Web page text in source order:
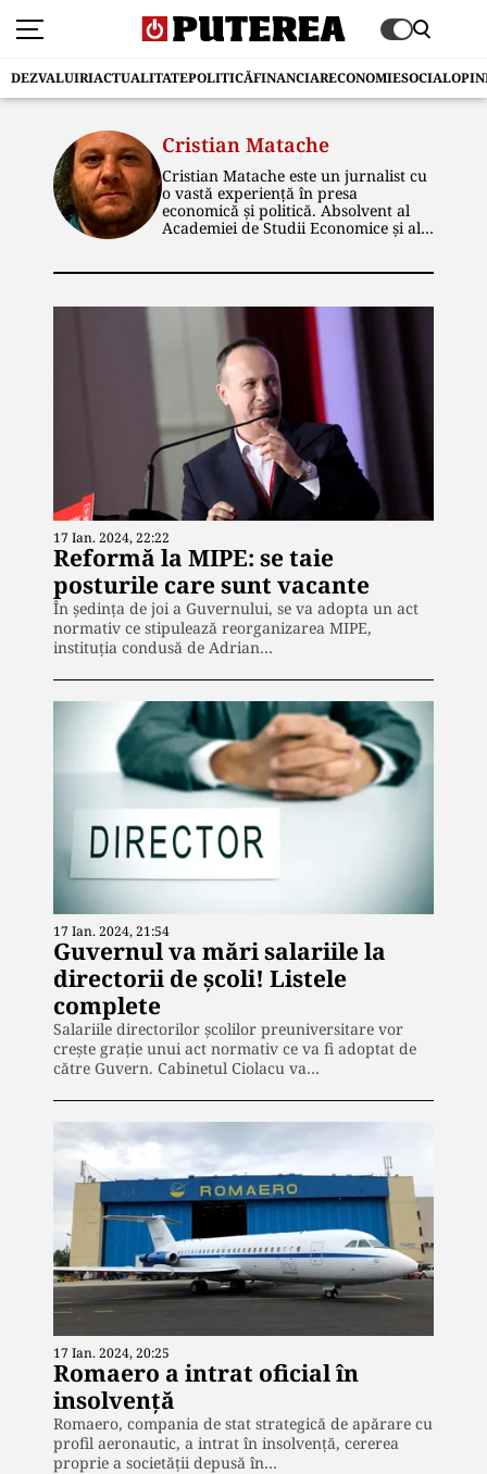
DEZVALUIRIACTUALITATEPOLITICĂFINANCIARECONOMIESOCIAL
Cristian Matache
Cristian Matache este un jurnalist cu
o vastă experiență în presa
economică și politică. Absolvent al
Academiei de Studii Economice și al
construit cariera în cadrul unor
timpului, a ocupat funcții de
redactor și editor senior,
specializându-se în domeniile
economic și energetic. În prezent, la
publicația „Puterea”, scrie articole de
investigație și dezvăluiri, în special în
zona economică. Este pasionat de
călătorii, sport, muzică rock și
istorie.
17 Ian. 2024, 22:22
Reformă la MIPE: se taie
posturile care sunt vacante
În ședința de joi a Guvernului, se va adopta un act
normativ ce stipulează reorganizarea MIPE,
instituția condusă de Adrian…
17 Ian. 2024, 21:54
Guvernul va mări salariile la
directorii de școli! Listele
complete
Salariile directorilor școlilor preuniversitare vor
crește grație unui act normativ ce va fi adoptat de
către Guvern. Cabinetul Ciolacu va…
17 Ian. 2024, 20:25
Romaero a intrat oficial în
insolvență
Romaero, compania de stat strategică de apărare cu
profil aeronautic, a intrat în insolvență, cererea
proprie a societății depusă în…